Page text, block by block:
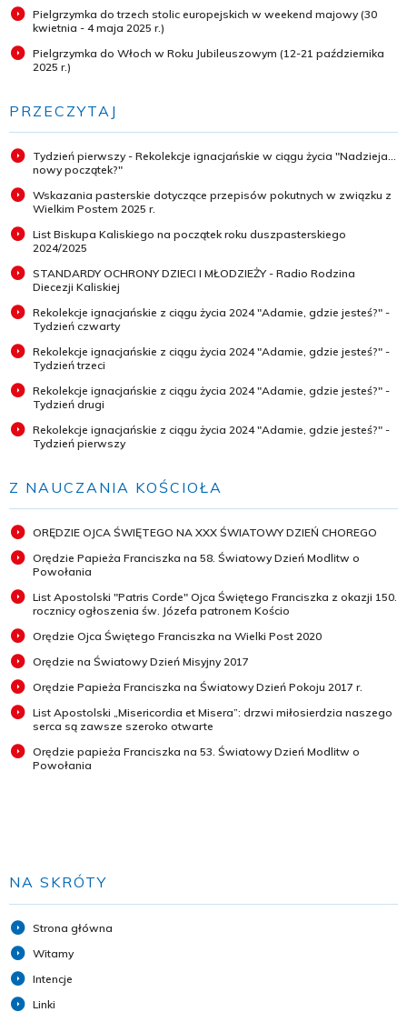
Pielgrzymka do trzech stolic europejskich w weekend majowy (30
kwietnia - 4 maja 2025 r.)
Pielgrzymka do Włoch w Roku Jubileuszowym (12-21 października
2025 r.)
PRZECZYTAJ
Tydzień pierwszy - Rekolekcje ignacjańskie w ciągu życia "Nadzieja...
nowy początek?"
Wskazania pasterskie dotyczące przepisów pokutnych w związku z
Wielkim Postem 2025 r.
List Biskupa Kaliskiego na początek roku duszpasterskiego
2024/2025
STANDARDY OCHRONY DZIECI I MŁODZIEŻY - Radio Rodzina
Diecezji Kaliskiej
Rekolekcje ignacjańskie z ciągu życia 2024 "Adamie, gdzie jesteś?" -
Tydzień czwarty
Rekolekcje ignacjańskie z ciągu życia 2024 "Adamie, gdzie jesteś?" -
Tydzień trzeci
Rekolekcje ignacjańskie z ciągu życia 2024 "Adamie, gdzie jesteś?" -
Tydzień drugi
Rekolekcje ignacjańskie z ciągu życia 2024 "Adamie, gdzie jesteś?" -
Tydzień pierwszy
Z NAUCZANIA KOŚCIOŁA
ORĘDZIE OJCA ŚWIĘTEGO NA XXX ŚWIATOWY DZIEŃ CHOREGO
Orędzie Papieża Franciszka na 58. Światowy Dzień Modlitw o
Powołania
List Apostolski "Patris Corde" Ojca Świętego Franciszka z okazji 150.
rocznicy ogłoszenia św. Józefa patronem Kościo
Orędzie Ojca Świętego Franciszka na Wielki Post 2020
Orędzie na Światowy Dzień Misyjny 2017
Orędzie Papieża Franciszka na Światowy Dzień Pokoju 2017 r.
List Apostolski „Misericordia et Misera”: drzwi miłosierdzia naszego
serca są zawsze szeroko otwarte
Orędzie papieża Franciszka na 53. Światowy Dzień Modlitw o
Powołania
NA SKRÓTY
Strona główna
Witamy
Intencje
Linki